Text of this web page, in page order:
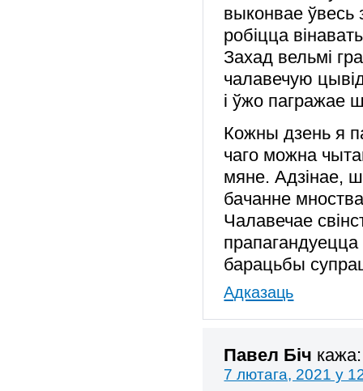
выконвае ўвесь
робіцца
Захад вельмі
чалавечую
і ўжо пагражае
Кожны дзень я
чаго можна
мяне. Адзінае,
бачанне
Чалавечае
прапагандуецца
барацьбы
Адказаць
Павел Біч кажа:
7 лютага, 2021 у